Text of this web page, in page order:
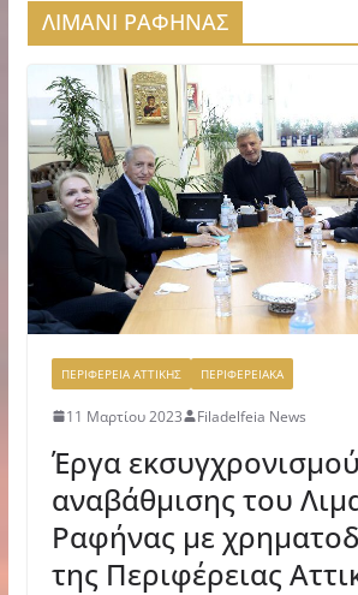
ΛΙΜΑΝΙ ΡΑΦΗΝΑΣ
ΠΕΡΙΦΕΡΕΙΑ ΑΤΤΙΚΗΣ ΠΕΡΙΦΕΡΕΙΑΚΑ
11 Μαρτίου 2023 Filadelfeia News
Έργα
αναβάθμισης του
Ραφήνας με
της Περιφέρειας